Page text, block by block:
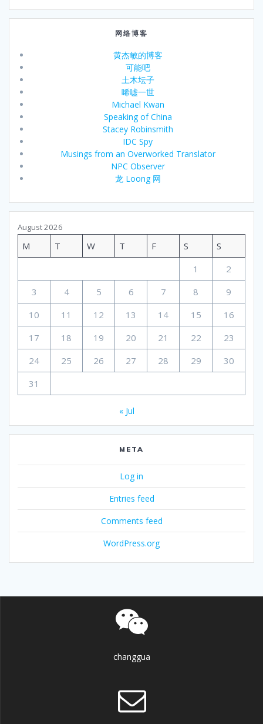
网络博客
黄杰敏的博客
可能吧
土木坛子
唏嘘一世
Michael Kwan
Speaking of China
Stacey Robinsmith
IDC Spy
Musings from an Overworked Translator
NPC Observer
龙 Loong 网
August 2026
M T W T F S
S
1
2
3
4 5 6 7 8
9
10
11 12 13 14 15
16
17
18 19 20 21 22
23
24
25 26 27 28 29
30
31
« Jul
META
Log in
Entries feed
Comments feed
WordPress.org
changgua